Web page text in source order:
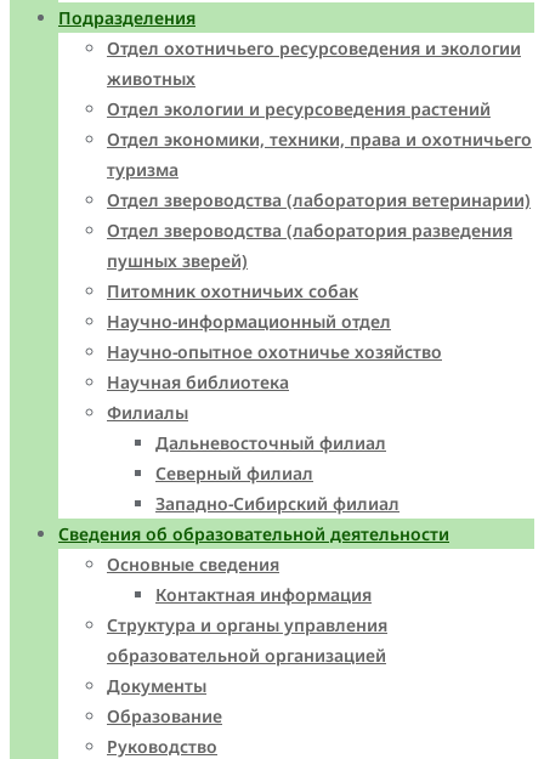
Подразделения
Отдел охотничьего ресурсоведения и экологии
животных
Отдел экологии и ресурсоведения растений
Отдел экономики, техники, права и охотничьего
туризма
Отдел звероводства (лаборатория ветеринарии)
Отдел звероводства (лаборатория разведения
пушных зверей)
Питомник охотничьих собак
Научно-информационный отдел
Научно-опытное охотничье хозяйство
Научная библиотека
Филиалы
Дальневосточный филиал
Северный филиал
Западно-Cибирский филиал
Сведения об образовательной деятельности
Основные сведения
Контактная информация
Структура и органы управления
образовательной организацией
Документы
Образование
Руководство